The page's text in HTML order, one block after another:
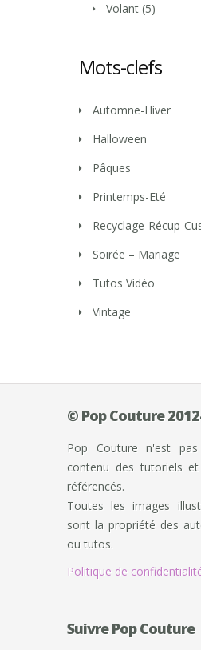
Volant (5)
Mots-clefs
Automne-Hiver
Halloween
Pâques
Printemps-Eté
Recyclage-Récup-
Soirée – Mariage
Tutos Vidéo
Vintage
© Pop Couture
Pop Couture n'est
contenu des tutoriels
référencés.
Toutes les images
sont la propriété des
ou tutos.
Politique de
Suivre Pop Couture